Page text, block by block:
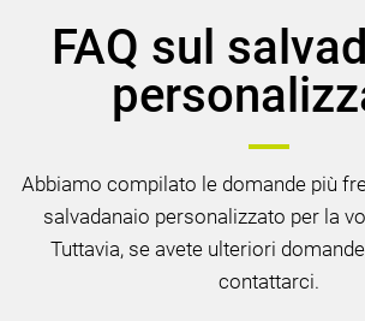
FAQ sul
Abbiamo compilato le domande più
salvadanaio personalizzato per la
Tuttavia, se avete ulteriori
contattarci.